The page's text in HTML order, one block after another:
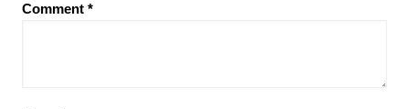
Comment *